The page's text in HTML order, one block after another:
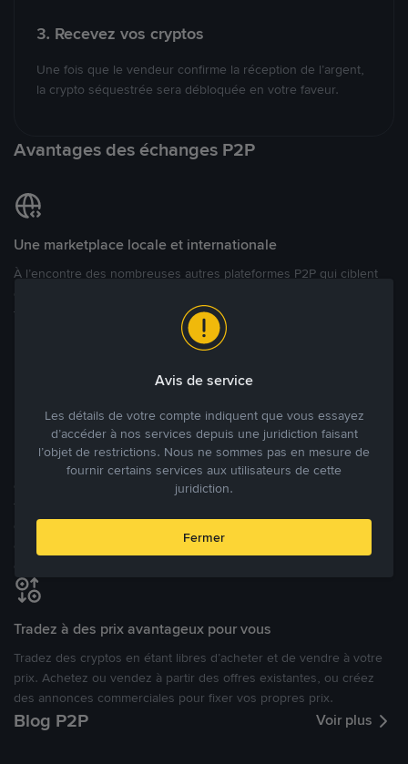
3. Recevez vos cryptos
Une fois que le vendeur confirme la réception de l’argent,
la crypto séquestrée sera débloquée en votre faveur.
Avantages des échanges P2P
Une marketplace locale et internationale
À l’encontre des nombreuses autres plateformes P2P qui ciblent
trading véritablement internationale grâce à plus de 70 monnaies
Bénéficiant de la confiance de millions d’utilisateurs dans le
monde, Binance P2P fournit une plateforme sécurisée pour la
réalisation de trades en cryptomonnaies dans plus de 800 modes
de paiement et plus de 100 monnaies fiat. Les utilisateurs peuvent
facilement acheter, vendre et trader des cryptomonnaies
directement avec d’autres utilisateurs, tout en définissant leurs prix
et leurs modes de paiement préférés sur une Marketplace de
Tradez à des prix avantageux pour vous
Tradez des cryptos en étant libres d’acheter et de vendre à votre
prix. Achetez ou vendez à partir des offres existantes, ou créez
des annonces commerciales pour fixer vos propres prix.
Blog P2P Voir plus
Avis de service
Les détails de votre compte indiquent que vous essayez
d’accéder à nos services depuis une juridiction faisant
l’objet de restrictions. Nous ne sommes pas en mesure de
fournir certains services aux utilisateurs de cette
juridiction.
Fermer